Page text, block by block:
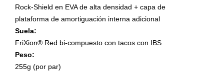
Rock-Shield en EVA de alta densidad + capa de
plataforma de amortiguación interna adicional
Suela:
FriXion® Red bi-compuesto con tacos con IBS
Peso:
255g (por par)